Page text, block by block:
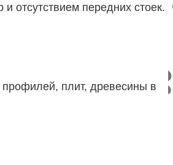
отсутствием передних стоек.
профилей, плит, древесины в